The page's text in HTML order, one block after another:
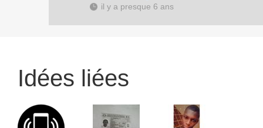
il y a presque 6 ans
Idées liées